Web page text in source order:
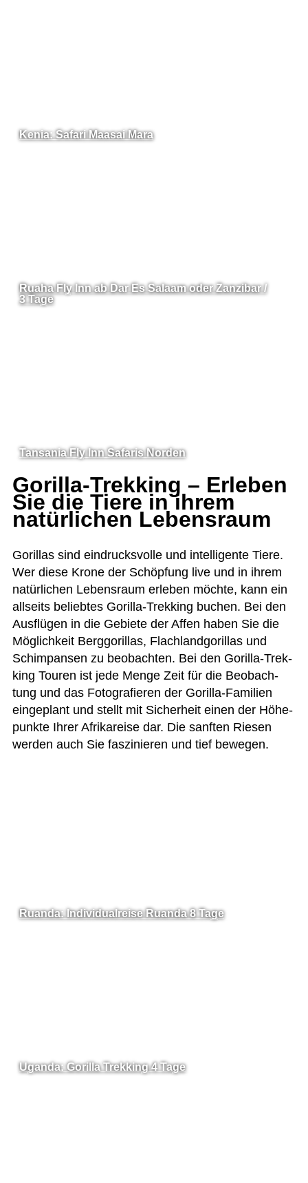
Kenia: Safari Maasai Mara
Ruaha Fly Inn ab Dar Es Salaam oder Zanzibar /
3 Tage
Tansania Fly Inn Safaris Norden
Gorilla-Trekking – Erleben
Sie die Tiere in ihrem
natürlichen Lebensraum
Goril­las sind ein­drucks­volle und intel­li­gente Tiere.
Wer diese Krone der Schöp­fung live und in ihrem
natür­li­chen Lebens­raum erle­ben möchte, kann ein
all­seits belieb­tes Gorilla-Trek­king buchen. Bei den
Aus­flü­gen in die Gebiete der Affen haben Sie die
Mög­lich­keit Berg­go­ril­las, Flach­land­go­ril­las und
Schim­pan­sen zu beob­ach­ten. Bei den Gorilla-Trek­
king Tou­ren ist jede Menge Zeit für die Beob­ach­
tung und das Foto­gra­fie­ren der Gorilla-Fami­lien
ein­ge­plant und stellt mit Sicher­heit einen der Höhe­
punkte Ihrer Afri­ka­reise dar. Die sanf­ten Rie­sen
wer­den auch Sie fas­zi­nie­ren und tief bewegen.
Ruanda: Individualreise Ruanda 8 Tage
Uganda: Gorilla Trekking 4 Tage